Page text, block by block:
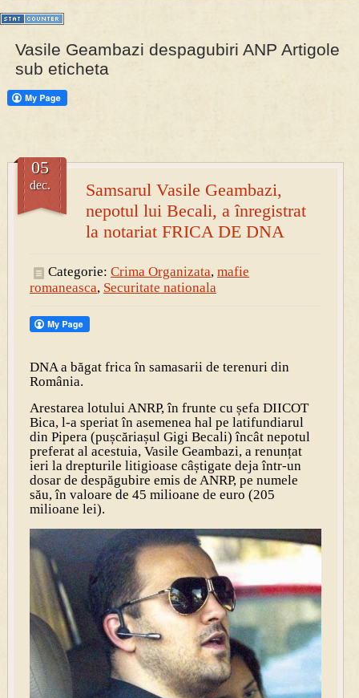
PRESA
Vasile Geambazi despagubiri ANP Artigole
sub eticheta
Samsarul Vasile Geambazi,
nepotul lui Becali, a înregistrat
la notariat FRICA DE DNA
05
dec.
Categorie: Crima Organizata, mafie
romaneasca, Securitate nationala
DNA a băgat frica în samasarii de terenuri din
România.
Arestarea lotului ANRP, în frunte cu șefa DIICOT
Bica, l-a speriat în asemenea hal pe latifundiarul
din Pipera (pușcăriașul Gigi Becali) încât nepotul
preferat al acestuia, Vasile Geambazi, a renunțat
ieri la drepturile litigioase câștigate deja într-un
dosar de despăgubire emis de ANRP, pe numele
său, în valoare de 45 milioane de euro (205
milioane lei).